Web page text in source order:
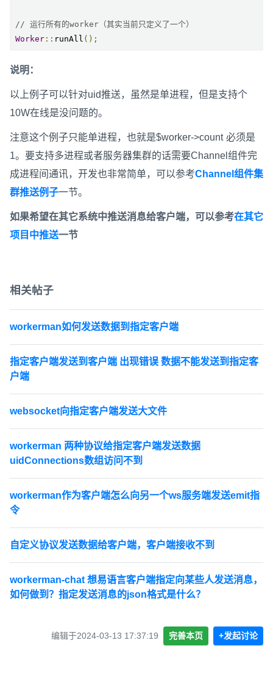
// 运行所有的worker（其实当前只定义了一个）
Worker :: runAll ();
说明：
以上例子可以针对uid推送，虽然是单进程，但是支持个
10W在线是没问题的。
注意这个例子只能单进程，也就是$worker->count 必须是
1。要支持多进程或者服务器集群的话需要Channel组件完
成进程间通讯，开发也非常简单，可以参考Channel组件集
群推送例子一节。
如果希望在其它系统中推送消息给客户端，可以参考在其它
项目中推送一节
相关帖子
workerman如何发送数据到指定客户端
指定客户端发送到客户端 出现错误 数据不能发送到指定客
户端
websocket向指定客户端发送大文件
workerman 两种协议给指定客户端发送数据
uidConnections数组访问不到
workerman作为客户端怎么向另一个ws服务端发送emit指
令
自定义协议发送数据给客户端，客户端接收不到
workerman-chat 想易语言客户端指定向某些人发送消息，
如何做到？指定发送消息的json格式是什么？
编辑于2024-03-13 17:37:19 完善本页 +发起讨论